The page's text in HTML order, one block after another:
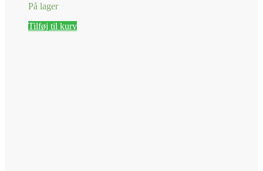
På lager
Tilføj til kurv